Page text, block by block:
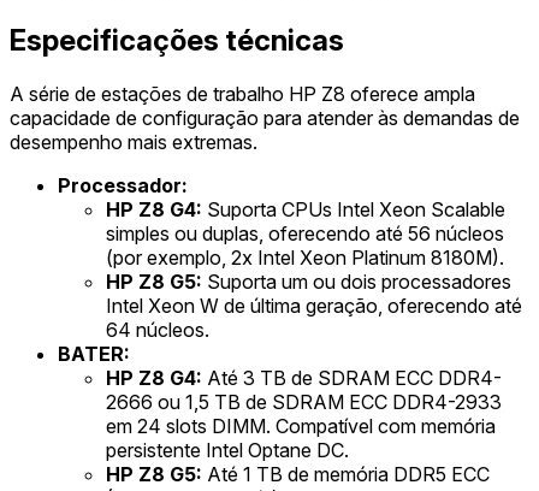
Especificações técnicas
A série de estações de trabalho HP Z8 oferece ampla
capacidade de configuração para atender às demandas de
desempenho mais extremas.
Processador:
HP Z8 G4: Suporta CPUs Intel Xeon Scalable
simples ou duplas, oferecendo até 56 núcleos
(por exemplo, 2x Intel Xeon Platinum 8180M).
HP Z8 G5: Suporta um ou dois processadores
Intel Xeon W de última geração, oferecendo até
64 núcleos.
BATER:
HP Z8 G4: Até 3 TB de SDRAM ECC DDR4-
2666 ou 1,5 TB de SDRAM ECC DDR4-2933
em 24 slots DIMM. Compatível com memória
persistente Intel Optane DC.
HP Z8 G5: Até 1 TB de memória DDR5 ECC